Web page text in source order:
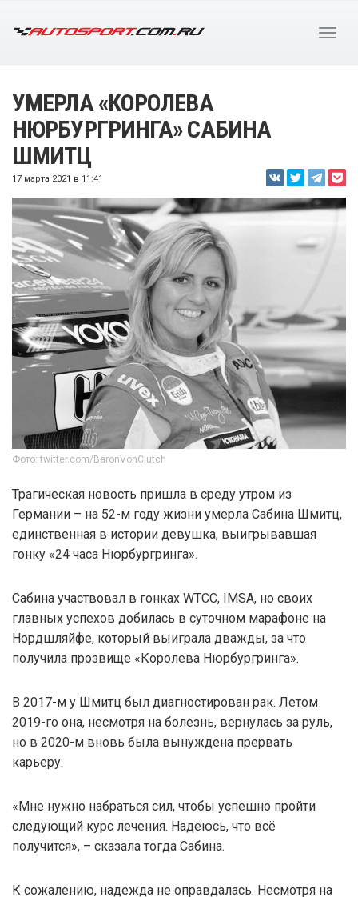
УМЕРЛА «КОРОЛЕВА
НЮРБУРГРИНГА» САБИНА
ШМИТЦ
17 марта 2021 в 11:41
Фото: twitter.com/BaronVonClutch
Трагическая новость пришла в среду утром из
Германии – на 52-м году жизни умерла Сабина Шмитц,
единственная в истории девушка, выигрывавшая
гонку «24 часа Нюрбургринга».
Сабина участвовал в гонках WTCC, IMSA, но своих
главных успехов добилась в суточном марафоне на
Нордшляйфе, который выиграла дважды, за что
получила прозвище «Королева Нюрбургринга».
В 2017-м у Шмитц был диагностирован рак. Летом
2019-го она, несмотря на болезнь, вернулась за руль,
но в 2020-м вновь была вынуждена прервать
карьеру.
«Мне нужно набраться сил, чтобы успешно пройти
следующий курс лечения. Надеюсь, что всё
получится», – сказала тогда Сабина.
К сожалению, надежда не оправдалась. Несмотря на